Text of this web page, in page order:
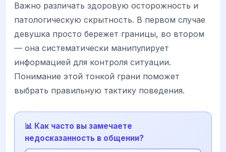
Важно различать здоровую осторожность и
патологическую скрытность. В первом случае
девушка просто бережет границы, во втором
— она систематически манипулирует
информацией для контроля ситуации.
Понимание этой тонкой грани поможет
выбрать правильную тактику поведения.
📊 Как часто вы замечаете
недосказанность в общении?